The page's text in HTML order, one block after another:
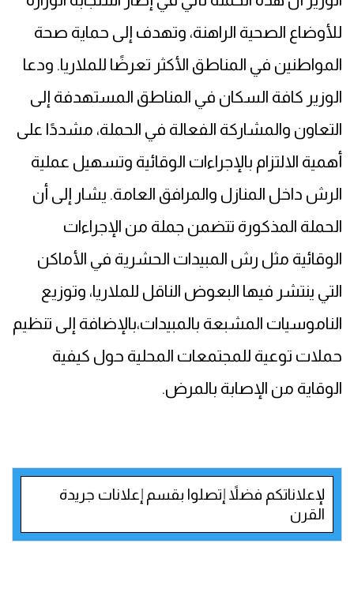
للأوضاع الصحية الراهنة، وتهدف إلى حماية صحة
المواطنين في المناطق الأكثر تعرضًا للملاريا. ودعا
الوزير كافة السكان في المناطق المستهدفة إلى
التعاون والمشاركة الفعالة في الحملة، مشددًا على
أهمية الالتزام بالإجراءات الوقائية وتسهيل عملية
الرش داخل المنازل والمرافق العامة. يشار إلى أن
الحملة المذكورة تتضمن جملة من الإجراءات
الوقائية مثل رش المبيدات الحشرية في الأماكن
التي ينتشر فيها البعوض الناقل للملاريا، وتوزيع
الناموسيات المشبعة بالمبيدات،بالإضافة إلى تنظيم
حملات توعية للمجتمعات المحلية حول كيفية
الوقاية من الإصابة بالمرض.
لإعلاناتكم فضلاً إتصلوا بقسم إعلانات جريدة
القرن